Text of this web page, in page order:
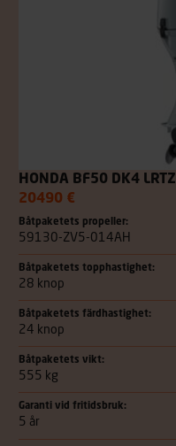
HONDA BF50 DK4 LRTZ
20490 €
Båtpaketets propeller:
59130-ZV5-014AH
Båtpaketets topphastighet:
28 knop
Båtpaketets färdhastighet:
24 knop
Båtpaketets vikt:
555 kg
Garanti vid fritidsbruk:
5 år